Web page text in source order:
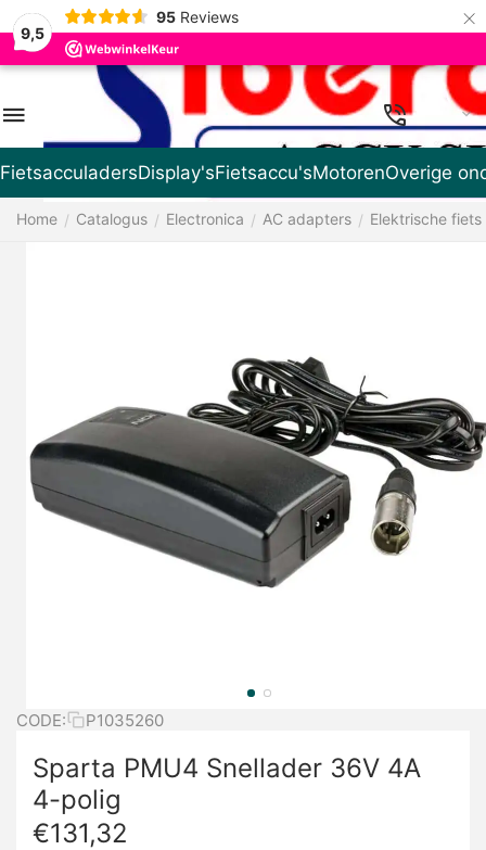
9,5
95 Reviews ×
NL
FietsacculadersDisplay'sFietsaccu'sMotorenOverige
Home / Catalogus / Electronica / AC adapters / Elektrische fiets
CODE: P1035260
Sparta PMU4 Snellader 36V 4A
4-polig
€131,32